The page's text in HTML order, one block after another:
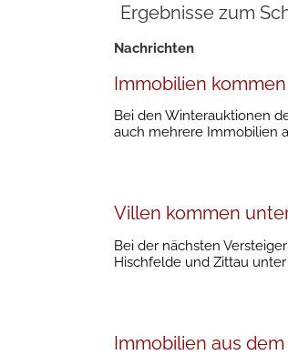
Ergebnisse zum
Nachrichten
Immobilien
Bei den Winterauktionen
auch mehrere Immobilien
Villen kommen
Bei der nächsten
Hischfelde und Zittau
Immobilien aus